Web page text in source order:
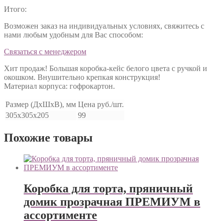
Итого:
Возможен заказ на индивидуальных условиях, свяжитесь с
нами любым удобным для Вас способом:
Связаться с менеджером
Хит продаж! Большая коробка-кейс белого цвета с ручкой и
окошком. Внушительно крепкая конструкция!
Материал корпуса: гофрокартон.
Размер (ДхШхВ), мм Цена руб./шт.
305х305х205
99
Похожие товары
Коробка для торта, пряничный
домик прозрачная ПРЕМИУМ в
ассортименте